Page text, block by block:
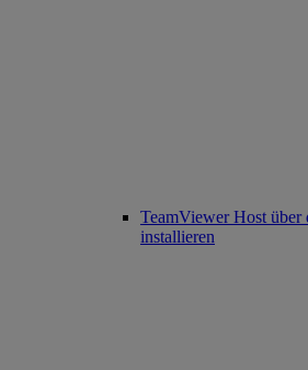
TeamViewer Host
installieren